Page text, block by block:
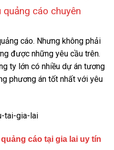
cáo chuyên
cáo. Nhưng không phải
được những yêu cầu trên.
ty lớn có nhiều dự án tương
phương án tốt nhất với yêu
cáo tại gia lai uy tín